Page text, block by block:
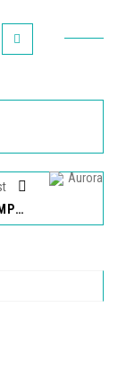
AURORA DERROTA AL CAMPEÓN ANTIGUA GFC Y ES TERCERO DE LA CLASIFICACIÓN